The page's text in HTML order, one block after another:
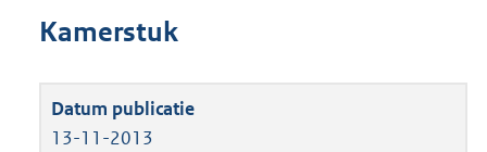
Kamerstuk
13-11-2013